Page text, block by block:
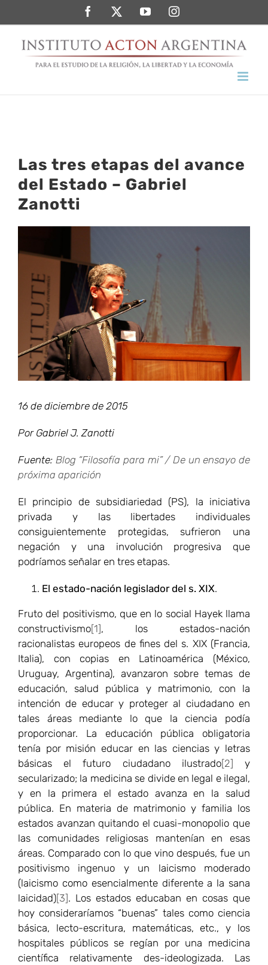
al
contenido
FacebookTwitterYouTubeInstagram
Las tres etapas del avance
del Estado – Gabriel
Zanotti
grande
16 de diciembre de 2015
Por Gabriel J. Zanotti
Fuente: Blog “Filosofía para mi” / De un ensayo de
próxima aparición
El principio de subsidiariedad (PS), la iniciativa
privada y las libertades individuales
consiguientemente protegidas, sufrieron una
negación y una involución progresiva que
podríamos señalar en tres etapas.
El estado-nación legislador del s. XIX.
Fruto del positivismo, que en lo social Hayek llama
constructivismo[1], los estados-nación
racionalistas europeos de fines del s. XIX (Francia,
Italia), con copias en Latinoamérica (México,
Uruguay, Argentina), avanzaron sobre temas de
educación, salud pública y matrimonio, con la
intención de educar y proteger al ciudadano en
tales áreas mediante lo que la ciencia podía
proporcionar. La educación pública obligatoria
tenía por misión educar en las ciencias y letras
básicas el futuro ciudadano ilustrado[2] y
secularizado; la medicina se divide en legal e ilegal,
y en la primera el estado avanza en la salud
pública. En materia de matrimonio y familia los
estados avanzan quitando el cuasi-monopolio que
las comunidades religiosas mantenían en esas
áreas. Comparado con lo que vino después, fue un
positivismo ingenuo y un laicismo moderado
(laicismo como esencialmente diferente a la sana
laicidad)[3]. Los estados educaban en cosas que
hoy consideraríamos “buenas” tales como ciencia
básica, lecto-escritura, matemáticas, etc., y los
hospitales públicos se regían por una medicina
científica relativamente des-ideologizada. Las